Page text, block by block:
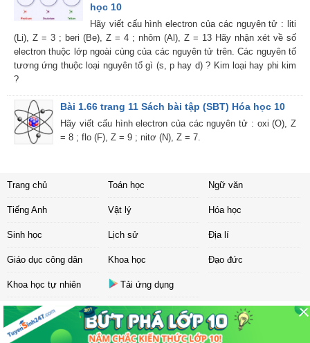
học 10
Hãy viết cấu hình electron của các nguyên tử : liti
(Li), Z = 3 ; beri (Be), Z = 4 ; nhôm (Al), Z = 13 Hãy nhận xét về số
electron thuộc lớp ngoài cùng của các nguyên tử trên. Các nguyên tố
tương ứng thuộc loại nguyên tố gì (s, p hay d) ? Kim loại hay phi kim
?
Bài 1.66 trang 11 Sách bài tập (SBT) Hóa học 10
Hãy viết cấu hình electron của các nguyên tử : oxi (O), Z
= 8 ; flo (F), Z = 9 ; nitơ (N), Z = 7.
Trang chủ Toán học Ngữ văn
Tiếng Anh Vật lý Hóa học
Sinh học Lịch sử Địa lí
Giáo dục công dân Khoa học Đạo đức
Khoa học tự nhiên Tải ứng dụng
Liên hệ|Chính sách
Copyright ©2017 Sachbaitap.com